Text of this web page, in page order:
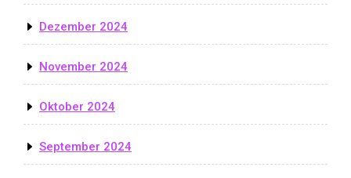
Dezember 2024
November 2024
Oktober 2024
September 2024